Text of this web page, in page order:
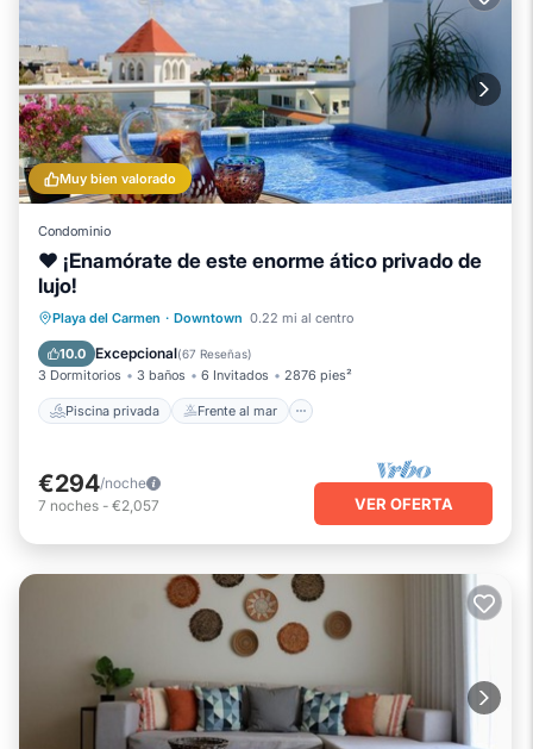
Muy bien valorado
Condominio
❤️ ¡Enamórate de este enorme ático privado de
lujo!
Playa del Carmen · Downtown 0.22 mi al centro
10.0 Excepcional(67 Reseñas)
3 Dormitorios 3 baños 6 Invitados 2876 pies²
Piscina privada Frente al mar
Piscina privada
Frente al mar
Piscina
Vista al mar
€294/noche
7 noches - €2,057 VER OFERTA